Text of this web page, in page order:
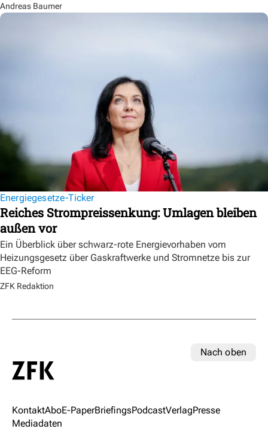
Andreas Baumer
Energiegesetze-Ticker
Reiches Strompreissenkung: Umlagen bleiben
außen vor
Ein Überblick über schwarz-rote Energievorhaben vom
Heizungsgesetz über Gaskraftwerke und Stromnetze bis zur
EEG-Reform
ZFK Redaktion
Nach oben
KontaktAboE-PaperBriefingsPodcastVerlagPresse
Mediadaten